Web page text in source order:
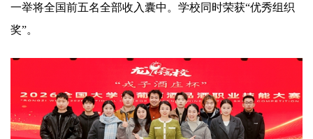
一举将全国前五名全部收入囊中。学校同时荣获“优秀组织
奖”。